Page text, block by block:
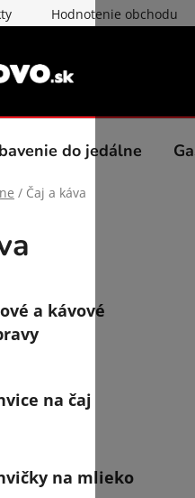
Hodnotenie obchodu
do jedálne
/ Čaj a káva
a kávové
na čaj
na mlieko